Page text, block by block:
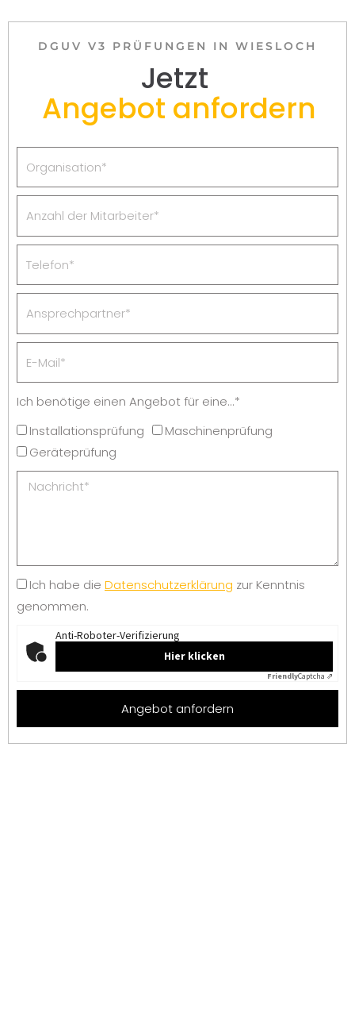
DGUV V3 PRÜFUNGEN IN WIESLOCH
Jetzt
Angebot anfordern
Ich benötige einen Angebot für eine...*
Installationsprüfung
Maschinenprüfung
Geräteprüfung
Ich habe die Datenschutzerklärung zur Kenntnis
genommen.
Anti-Roboter-Verifizierung
Hier klicken
FriendlyCaptcha ⇗
Angebot anfordern